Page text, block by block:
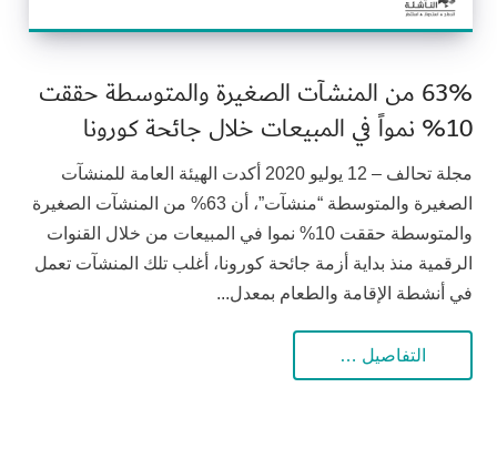
63% من المنشآت الصغيرة والمتوسطة حققت
10% نمواً في المبيعات خلال جائحة كورونا
مجلة تحالف – 12 يوليو 2020 أكدت الهيئة العامة للمنشآت
الصغيرة والمتوسطة “منشآت”، أن 63% من المنشآت الصغيرة
والمتوسطة حققت 10% نموا في المبيعات من خلال القنوات
الرقمية منذ بداية أزمة جائحة كورونا، أغلب تلك المنشآت تعمل
في أنشطة الإقامة والطعام بمعدل...
التفاصيل …